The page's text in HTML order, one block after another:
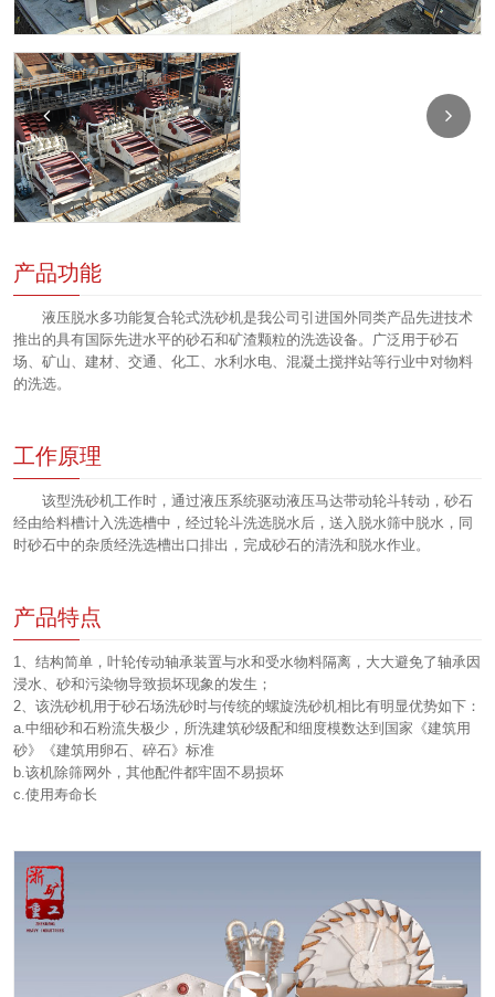
产品功能
液压脱水多功能复合轮式洗砂机是我公司引进国外同类产品先进技术
推出的具有国际先进水平的砂石和矿渣颗粒的洗选设备。广泛用于砂石
场、矿山、建材、交通、化工、水利水电、混凝土搅拌站等行业中对物料
的洗选。
工作原理
该型洗砂机工作时，通过液压系统驱动液压马达带动轮斗转动，砂石
经由给料槽计入洗选槽中，经过轮斗洗选脱水后，送入脱水筛中脱水，同
时砂石中的杂质经洗选槽出口排出，完成砂石的清洗和脱水作业。
产品特点
1、结构简单，叶轮传动轴承装置与水和受水物料隔离，大大避免了轴承因
浸水、砂和污染物导致损坏现象的发生；
2、该洗砂机用于砂石场洗砂时与传统的螺旋洗砂机相比有明显优势如下：
a.中细砂和石粉流失极少，所洗建筑砂级配和细度模数达到国家《建筑用
砂》《建筑用卵石、碎石》标准
b.该机除筛网外，其他配件都牢固不易损坏
c.使用寿命长